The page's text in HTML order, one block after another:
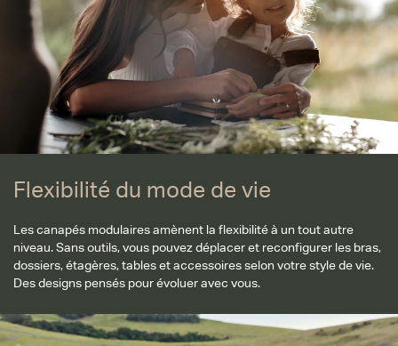
Flexibilité du mode de vie
Les canapés modulaires amènent la flexibilité à un tout autre
niveau. Sans outils, vous pouvez déplacer et reconfigurer les bras,
dossiers, étagères, tables et accessoires selon votre style de vie.
Des designs pensés pour évoluer avec vous.